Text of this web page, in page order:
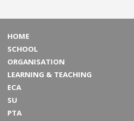
HOME
SCHOOL
ORGANISATION
LEARNING & TEACHING
ECA
SU
PTA